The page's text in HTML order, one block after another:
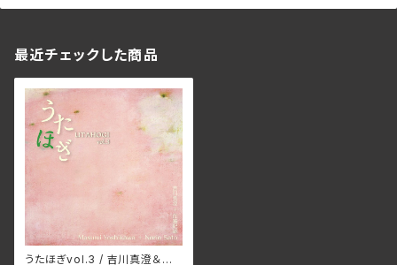
最近チェックした商品
うたほぎvol.3 / 吉川真澄＆佐